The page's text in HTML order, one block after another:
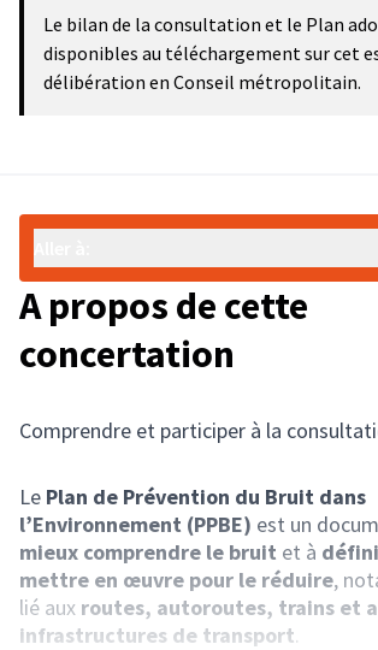
Le bilan de la consultation et le Plan
disponibles au téléchargement sur cet
délibération en Conseil métropolitain.
A propos de cette
concertation
Comprendre et participer à la
Le Plan de Prévention du Bruit dans
l’Environnement (PPBE) est un
mieux comprendre le bruit et à
mettre en œuvre pour le réduire,
lié aux routes, autoroutes, trains et
infrastructures de transport.